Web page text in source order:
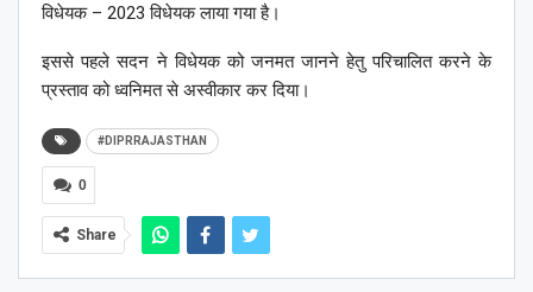
विधेयक – 2023 विधेयक लाया गया है।
इससे पहले सदन ने विधेयक को जनमत जानने हेतु परिचालित करने के
प्रस्ताव को ध्वनिमत से अस्वीकार कर दिया।
#DIPRRAJASTHAN
0
Share